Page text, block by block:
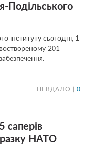
Подільського
інституту сьогодні, 1
201
НЕВДАЛО | 0
саперів
НАТО